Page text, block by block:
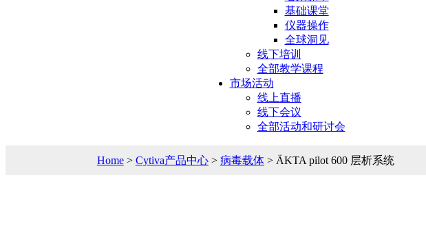
基础课堂
仪器操作
全球洞见
线下培训
全部教学课程
市场活动
线上直播
线下会议
全部活动和研讨会
Home> Cytiva产品中心> 病毒载体> ÄKTA pilot 600 层析系统